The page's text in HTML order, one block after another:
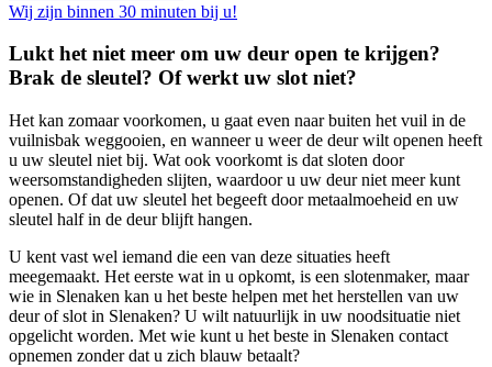
Wij zijn binnen 30 minuten bij u!
Lukt het niet meer om uw deur open te krijgen?
Brak de sleutel? Of werkt uw slot niet?
Het kan zomaar voorkomen, u gaat even naar buiten het vuil in de
vuilnisbak weggooien, en wanneer u weer de deur wilt openen heeft
u uw sleutel niet bij. Wat ook voorkomt is dat sloten door
weersomstandigheden slijten, waardoor u uw deur niet meer kunt
openen. Of dat uw sleutel het begeeft door metaalmoeheid en uw
sleutel half in de deur blijft hangen.
U kent vast wel iemand die een van deze situaties heeft
meegemaakt. Het eerste wat in u opkomt, is een slotenmaker, maar
wie in Slenaken kan u het beste helpen met het herstellen van uw
deur of slot in Slenaken? U wilt natuurlijk in uw noodsituatie niet
opgelicht worden. Met wie kunt u het beste in Slenaken contact
opnemen zonder dat u zich blauw betaalt?